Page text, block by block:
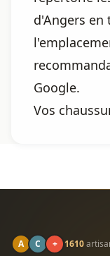
d'Angers
Google.
Vos
A C + 1610